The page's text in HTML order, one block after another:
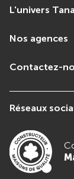
L'univers
Nos agences
Contactez-
Réseaux